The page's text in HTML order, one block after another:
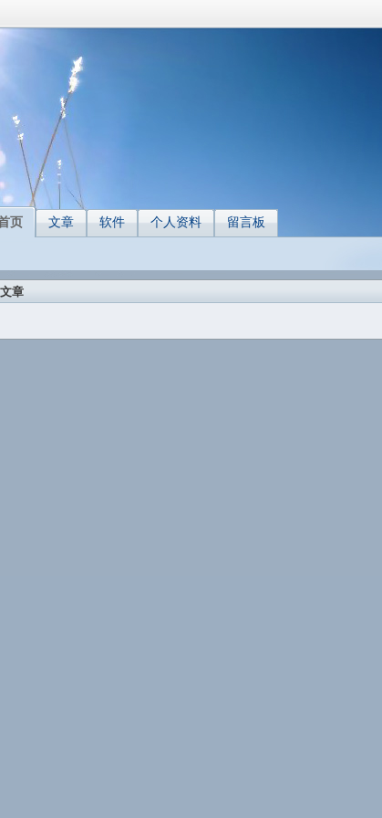
页 文章 软件 个人资料 留言板
文章